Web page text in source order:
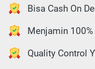
Bisa Cash On
Menjamin
Quality Control